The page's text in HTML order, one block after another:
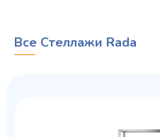
Все Стеллажи Rada